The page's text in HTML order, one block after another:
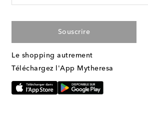
Souscrire
Le shopping autrement
Téléchargez l'App Mytheresa